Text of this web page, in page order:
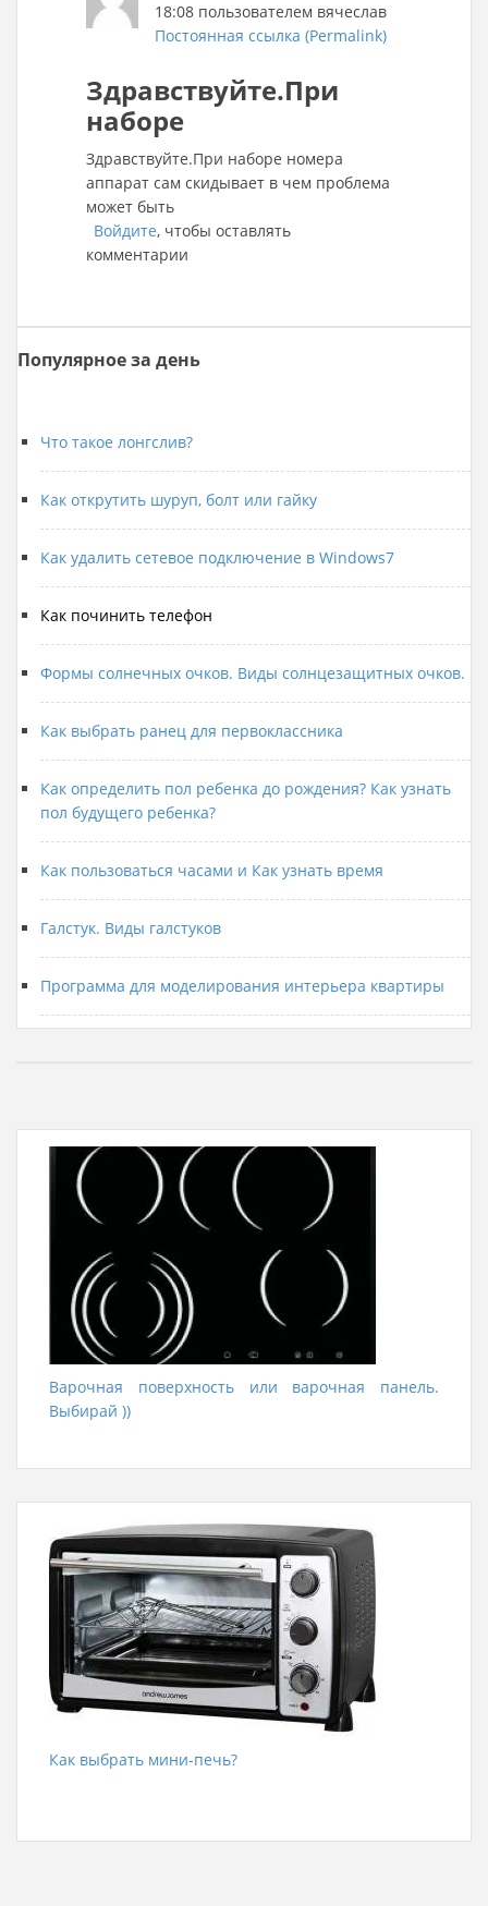
18:08 пользователем вячеслав
Постоянная ссылка (Permalink)
Здравствуйте.При
наборе
Здравствуйте.При наборе номера
аппарат сам скидывает в чем проблема
может быть
Войдите, чтобы оставлять
комментарии
Популярное за день
Что такое лонгслив?
Как открутить шуруп, болт или гайку
Как удалить сетевое подключение в Windows7
Как починить телефон
Формы солнечных очков. Виды солнцезащитных очков.
Как выбрать ранец для первоклассника
Как определить пол ребенка до рождения? Как узнать
пол будущего ребенка?
Как пользоваться часами и Как узнать время
Галстук. Виды галстуков
Программа для моделирования интерьера квартиры
Варочная поверхность или варочная панель.
Выбирай ))
Как выбрать мини-печь?